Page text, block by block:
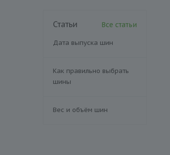
Статьи Все статьи
Дата выпуска шин
Как правильно выбрать
шины
Вес и объём шин